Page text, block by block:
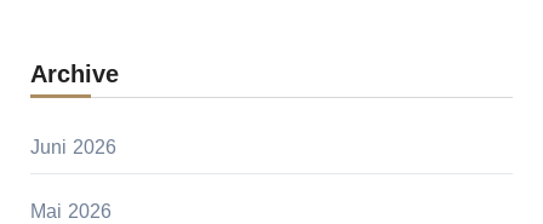
Archive
Juni 2026
Mai 2026